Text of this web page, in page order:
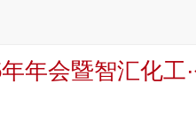
年会暨智汇化工